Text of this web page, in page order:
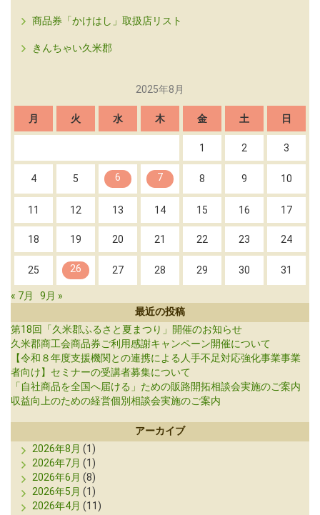
商品券「かけはし」取扱店リスト
きんちゃい久米郡
2025年8月
月 火 水 木 金 土 日
1 2 3
4 5 6 7 8 9 10
11 12 13 14 15 16 17
18 19 20 21 22 23 24
25 26 27 28 29 30 31
« 7月
9月 »
最近の投稿
第18回「久米郡ふるさと夏まつり」開催のお知らせ
久米郡商工会商品券ご利用感謝キャンペーン開催について
【令和８年度支援機関との連携による人手不足対応強化事業事業
者向け】セミナーの受講者募集について
「自社商品を全国へ届ける」ための販路開拓相談会実施のご案内
収益向上のための経営個別相談会実施のご案内
アーカイブ
2026年8月 (1)
2026年7月 (1)
2026年6月 (8)
2026年5月 (1)
2026年4月 (11)